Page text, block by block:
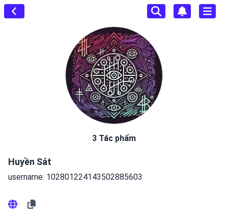
3 Tác phẩm
Huyền Sát
username: 102801224143502885603